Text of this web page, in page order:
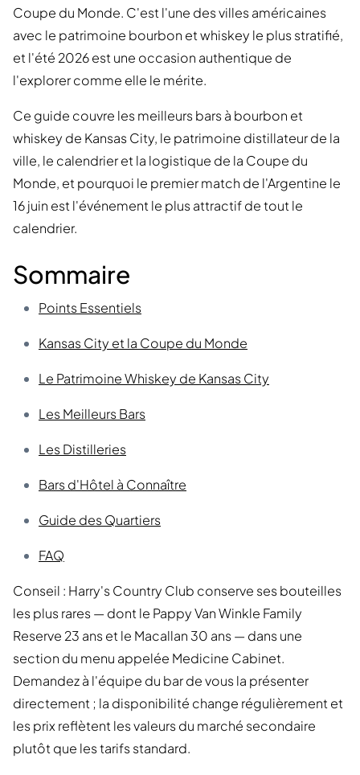
Coupe du Monde. C'est l'une des villes américaines
avec le patrimoine bourbon et whiskey le plus stratifié,
et l'été 2026 est une occasion authentique de
l'explorer comme elle le mérite.
Ce guide couvre les meilleurs bars à bourbon et
whiskey de Kansas City, le patrimoine distillateur de la
ville, le calendrier et la logistique de la Coupe du
Monde, et pourquoi le premier match de l'Argentine le
16 juin est l'événement le plus attractif de tout le
calendrier.
Sommaire
Points Essentiels
Kansas City et la Coupe du Monde
Le Patrimoine Whiskey de Kansas City
Les Meilleurs Bars
Les Distilleries
Bars d'Hôtel à Connaître
Guide des Quartiers
FAQ
Conseil : Harry's Country Club conserve ses bouteilles
les plus rares — dont le Pappy Van Winkle Family
Reserve 23 ans et le Macallan 30 ans — dans une
section du menu appelée Medicine Cabinet.
Demandez à l'équipe du bar de vous la présenter
directement ; la disponibilité change régulièrement et
les prix reflètent les valeurs du marché secondaire
plutôt que les tarifs standard.